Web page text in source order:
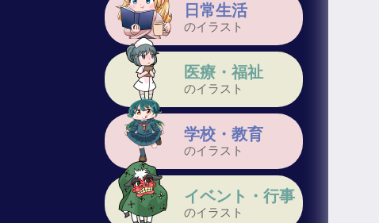
日常生活
のイラスト
医療・福祉
のイラスト
学校・教育
のイラスト
イベント・行事
のイラスト